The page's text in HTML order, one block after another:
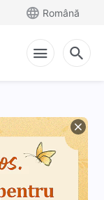
Română